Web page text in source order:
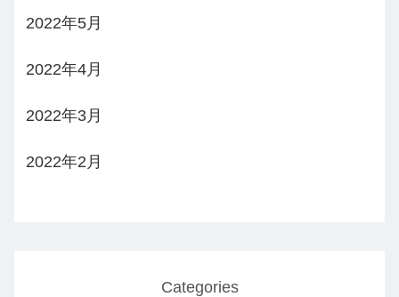
2022年5月
2022年4月
2022年3月
2022年2月
Categories